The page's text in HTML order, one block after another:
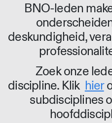
BNO-leden
deskundigheid,
Zoek onze
discipline. Klik hier
subdisciplines